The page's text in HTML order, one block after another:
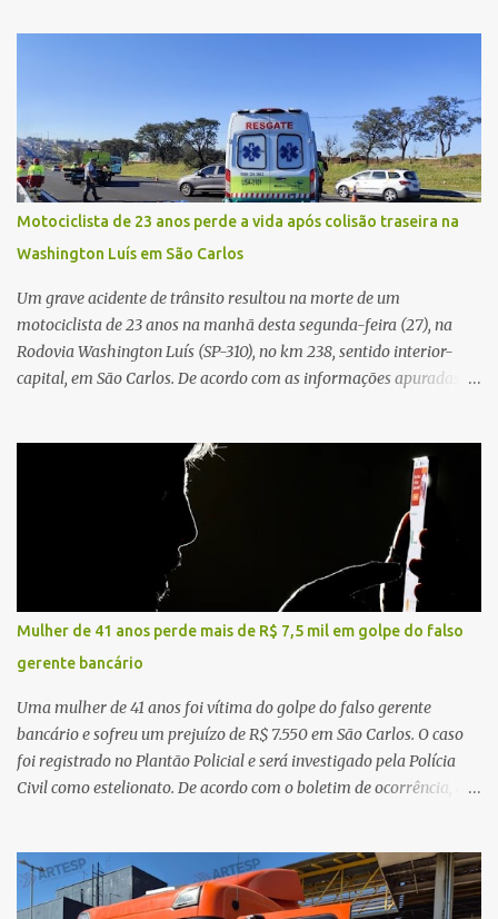
proximidades. Ainda conforme o registro policial, a vítima relatou
que, ao receber a entrega, voltou a ser ofendida com palavras de
baixo calão e insultos. Ela informou à Polícia Civil que mora
sozinha e que se sentiu ameaçada, coagida e humilhada com a
situação. Fonte: São Carlos Agora
Motociclista de 23 anos perde a vida após colisão traseira na
Washington Luís em São Carlos
Um grave acidente de trânsito resultou na morte de um
motociclista de 23 anos na manhã desta segunda-feira (27), na
Rodovia Washington Luís (SP-310), no km 238, sentido interior-
capital, em São Carlos. De acordo com as informações apuradas no
veículo, o trânsito estava lento e congestionado devido a obras
realizadas na rodovia, momento em que ocorreu o impacto. Com
a violência da colisão, o motociclista foi arremessado ao solo.
Testemunhas relataram que o capacete teria se desprendido
durante o acidente. O jovem sofreu ferimentos gravíssimos e
morreu ainda no local. Equipes de resgate e de atendimento da
concessionária responsável pela rodovia foram acionadas e
realizaram a sinalização da via, além de prestarem socorro à
vítima. No entanto, o óbito foi constatado ainda no local do
acidente. A Polícia Militar Rodoviária compareceu para o registro
da ocorrência...
Mulher de 41 anos perde mais de R$ 7,5 mil em golpe do falso
gerente bancário
Uma mulher de 41 anos foi vítima do golpe do falso gerente
bancário e sofreu um prejuízo de R$ 7.550 em São Carlos. O caso
foi registrado no Plantão Policial e será investigado pela Polícia
Civil como estelionato. De acordo com o boletim de ocorrência, a
suspeito alegou que seria necessário atualizar o cadastro da conta
e passou a orientar a vítima sobre os procedimentos que deveriam